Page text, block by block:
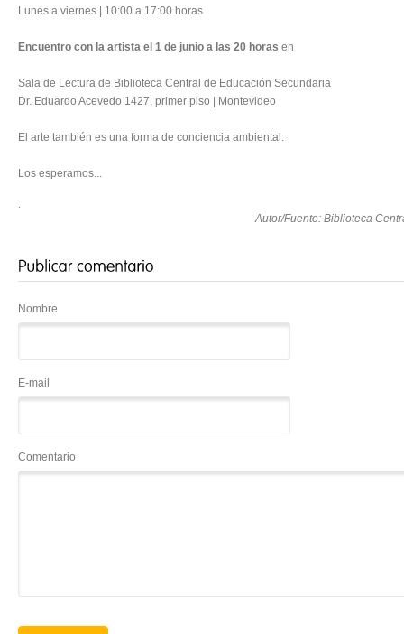
Lunes a viernes | 10:00 a 17:00 horas
Encuentro con la artista el 1 de junio a las 20 horas en
Sala de Lectura de Biblioteca Central de Educación Secundaria
Dr. Eduardo Acevedo 1427, primer piso | Montevideo
El arte también es una forma de conciencia ambiental.
Los esperamos...
Autor/Fuente: Biblioteca
Nombre
E-mail
Comentario